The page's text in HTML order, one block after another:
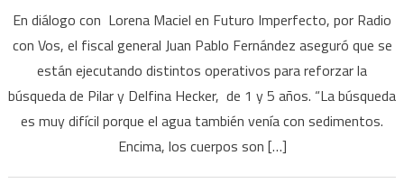
fiscal
general
de
Bahía
Blanca
afirmó
En diálogo con Lorena Maciel en Futuro Imperfecto, por Radio
con Vos, el fiscal general Juan Pablo Fernández aseguró que se
están ejecutando distintos operativos para reforzar la
búsqueda de Pilar y Delfina Hecker, de 1 y 5 años. “La búsqueda
es muy difícil porque el agua también venía con sedimentos.
Encima, los cuerpos son […]